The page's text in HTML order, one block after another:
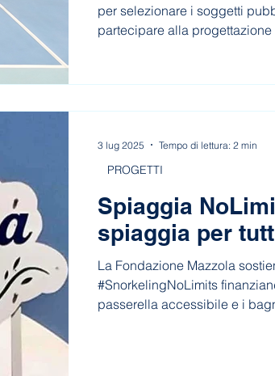
per selezionare i soggetti
partecipare alla
dell’attività fisica come
di rigenerazione urbana.
Spiaggia
spiaggia per
La Fondazione Mazzola
#SnorkelingNoLimits
passerella accessibile e i
PROGETTI
3 lug 2025 Tempo di lettura: 2 min